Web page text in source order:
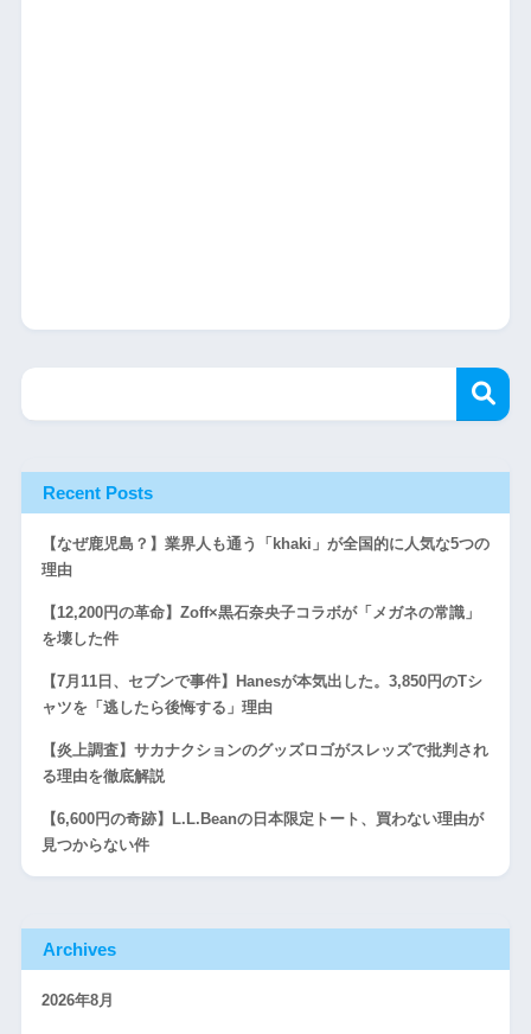
Recent Posts
【なぜ鹿児島？】業界人も通う「khaki」が全国的に人気な5つの
理由
【12,200円の革命】Zoff×黒石奈央子コラボが「メガネの常識」
を壊した件
【7月11日、セブンで事件】Hanesが本気出した。3,850円のTシ
ャツを「逃したら後悔する」理由
【炎上調査】サカナクションのグッズロゴがスレッズで批判され
る理由を徹底解説
【6,600円の奇跡】L.L.Beanの日本限定トート、買わない理由が
見つからない件
Archives
2026年8月